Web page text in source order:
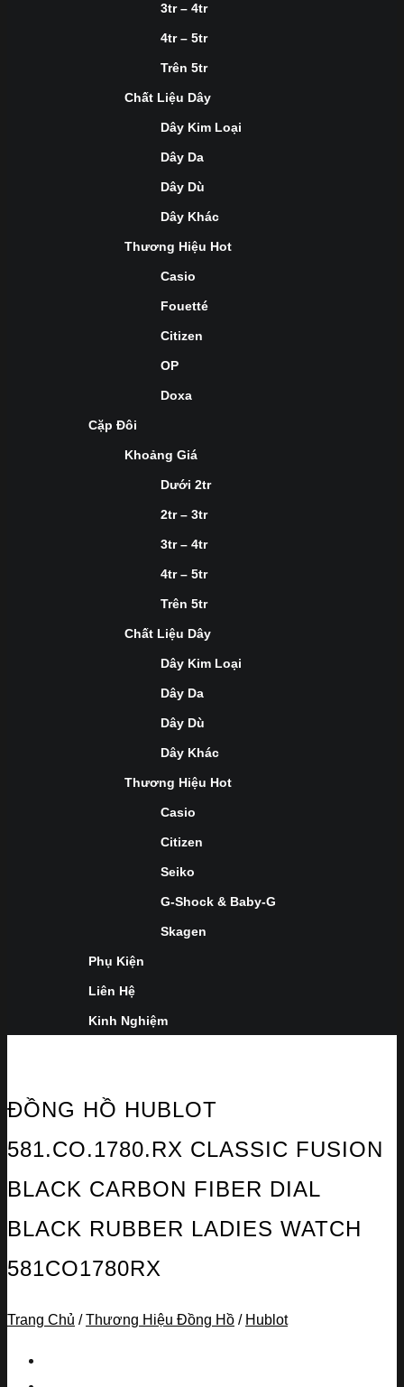
3tr – 4tr
4tr – 5tr
Trên 5tr
Chất Liệu Dây
Dây Kim Loại
Dây Da
Dây Dù
Dây Khác
Thương Hiệu Hot
Casio
Fouetté
Citizen
OP
Doxa
Cặp Đôi
Khoảng Giá
Dưới 2tr
2tr – 3tr
3tr – 4tr
4tr – 5tr
Trên 5tr
Chất Liệu Dây
Dây Kim Loại
Dây Da
Dây Dù
Dây Khác
Thương Hiệu Hot
Casio
Citizen
Seiko
G-Shock & Baby-G
Skagen
Phụ Kiện
Liên Hệ
Kinh Nghiệm
ĐỒNG HỒ HUBLOT
581.CO.1780.RX CLASSIC FUSION
BLACK CARBON FIBER DIAL
BLACK RUBBER LADIES WATCH
581CO1780RX
Trang Chủ / Thương Hiệu Đồng Hồ / Hublot